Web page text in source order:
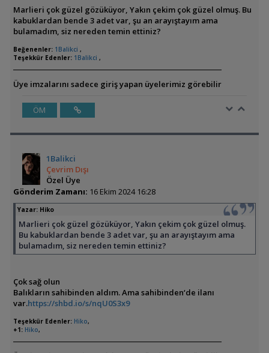
Marlieri çok güzel gözüküyor, Yakın çekim çok güzel olmuş. Bu
kabuklardan bende 3 adet var, şu an arayıştayım ama
bulamadım, siz nereden temin ettiniz?
Beğenenler: 1Balikci ,
Teşekkür Edenler: 1Balikci ,
Üye imzalarını sadece giriş yapan üyelerimiz görebilir
ÖM
1Balikci
Çevrim Dışı
Özel Üye
Gönderim Zamanı: 16 Ekim 2024 16:28
Yazar: Hiko
Marlieri çok güzel gözüküyor, Yakın çekim çok güzel olmuş.
Bu kabuklardan bende 3 adet var, şu an arayıştayım ama
bulamadım, siz nereden temin ettiniz?
Çok sağ olun
Balıkların sahibinden aldım. Ama sahibinden‘de ilanı
var.https://shbd.io/s/nqU0S3x9
Teşekkür Edenler: Hiko,
+1: Hiko,